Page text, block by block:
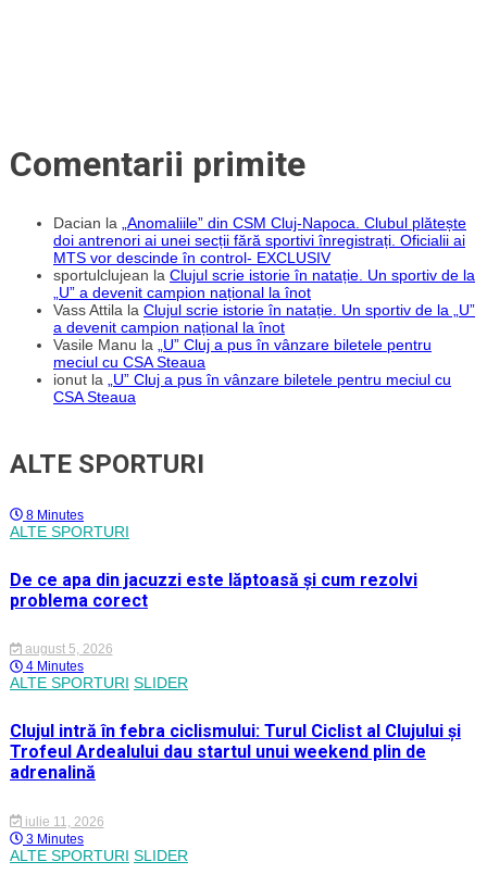
Comentarii primite
Dacian la
„Anomaliile” din CSM Cluj-Napoca. Clubul plătește
doi antrenori ai unei secții fără sportivi înregistrați. Oficialii ai
MTS vor descinde în control- EXCLUSIV
sportulclujean la Clujul scrie istorie în natație. Un sportiv de la
„U” a devenit campion național la înot
Vass Attila la Clujul scrie istorie în natație. Un sportiv de la „U”
a devenit campion național la înot
Vasile Manu la
„U” Cluj a pus în vânzare biletele pentru
meciul cu CSA Steaua
ionut la
„U” Cluj a pus în vânzare biletele pentru meciul cu
CSA Steaua
ALTE SPORTURI
8 Minutes
ALTE SPORTURI
De ce apa din jacuzzi este lăptoasă și cum rezolvi
problema corect
august 5, 2026
4 Minutes
ALTE SPORTURI SLIDER
Clujul intră în febra ciclismului: Turul Ciclist al Clujului și
Trofeul Ardealului dau startul unui weekend plin de
adrenalină
iulie 11, 2026
3 Minutes
ALTE SPORTURI SLIDER